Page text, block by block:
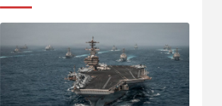
Стоп Израилю, стоп
Америке: в Иране готовят
законопроект по Ормузу
07:20 Технологии